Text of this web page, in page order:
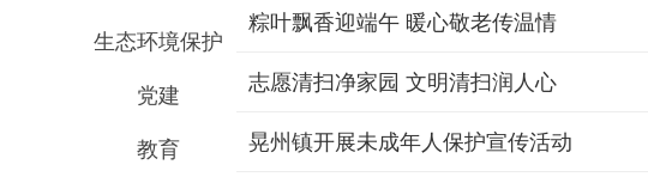
生态环境保护
党建
教育
粽叶飘香迎端午 暖心敬老传温情
志愿清扫净家园 文明清扫润人心
晃州镇开展未成年人保护宣传活动